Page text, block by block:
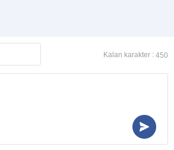
Kalan karakter : 450